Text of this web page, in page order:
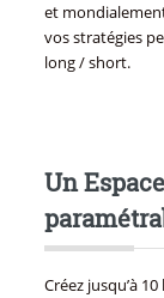
et
vos stratégies
long / short.
Un
Créez jusqu’à